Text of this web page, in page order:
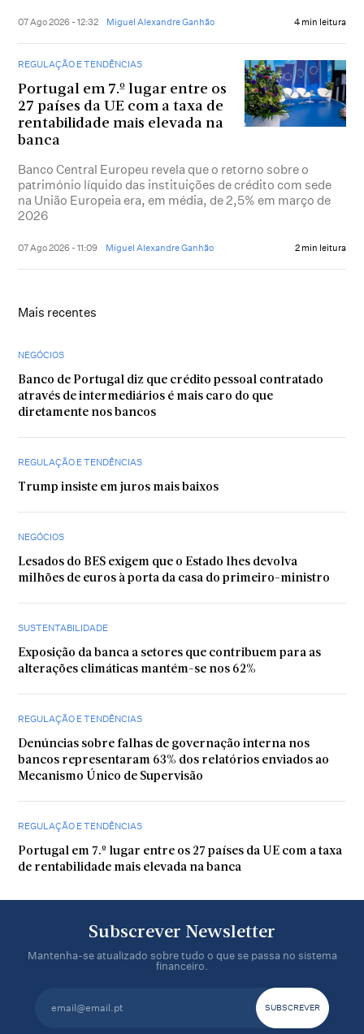
07 Ago 2026 - 12:32 Miguel Alexandre Ganhão 4 min leitura
REGULAÇÃO E TENDÊNCIAS
Portugal em 7.º lugar entre os
27 países da UE com a taxa de
rentabilidade mais elevada na
banca
Banco Central Europeu revela que o retorno sobre o
património líquido das instituições de crédito com sede
na União Europeia era, em média, de 2,5% em março de
2026
07 Ago 2026 - 11:09 Miguel Alexandre Ganhão 2 min leitura
Mais recentes
NEGÓCIOS
Banco de Portugal diz que crédito pessoal contratado
através de intermediários é mais caro do que
diretamente nos bancos
REGULAÇÃO E TENDÊNCIAS
Trump insiste em juros mais baixos
NEGÓCIOS
Lesados do BES exigem que o Estado lhes devolva
milhões de euros à porta da casa do primeiro-ministro
SUSTENTABILIDADE
Exposição da banca a setores que contribuem para as
alterações climáticas mantém-se nos 62%
REGULAÇÃO E TENDÊNCIAS
Denúncias sobre falhas de governação interna nos
bancos representaram 63% dos relatórios enviados ao
Mecanismo Único de Supervisão
REGULAÇÃO E TENDÊNCIAS
Portugal em 7.º lugar entre os 27 países da UE com a taxa
de rentabilidade mais elevada na banca
Subscrever Newsletter
Mantenha-se atualizado sobre tudo o que se passa no sistema
financeiro.